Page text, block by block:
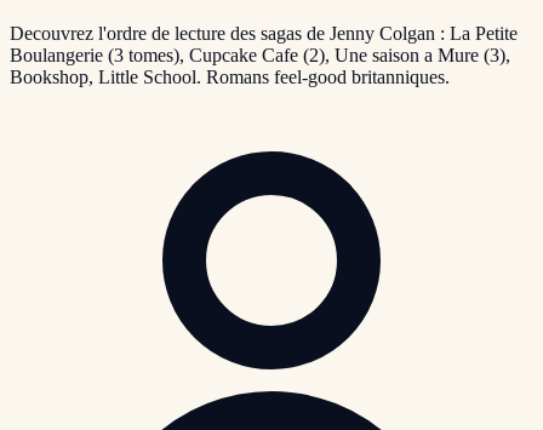
Decouvrez l'ordre de lecture des sagas de Jenny Colgan : La Petite
Boulangerie (3 tomes), Cupcake Cafe (2), Une saison a Mure (3),
Bookshop, Little School. Romans feel-good britanniques.